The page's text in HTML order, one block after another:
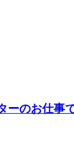
ーのお仕